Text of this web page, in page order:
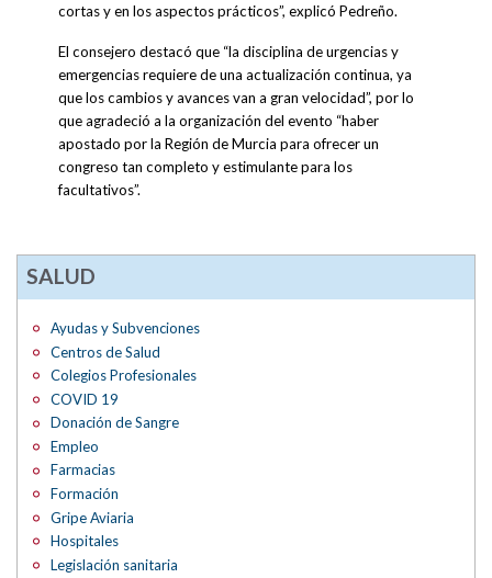
cortas y en los aspectos prácticos”, explicó Pedreño.
El consejero destacó que “la disciplina de urgencias y
emergencias requiere de una actualización continua, ya
que los cambios y avances van a gran velocidad”, por lo
que agradeció a la organización del evento “haber
apostado por la Región de Murcia para ofrecer un
congreso tan completo y estimulante para los
facultativos”.
SALUD
Ayudas y Subvenciones
Centros de Salud
Colegios Profesionales
COVID 19
Donación de Sangre
Empleo
Farmacias
Formación
Gripe Aviaria
Hospitales
Legislación sanitaria